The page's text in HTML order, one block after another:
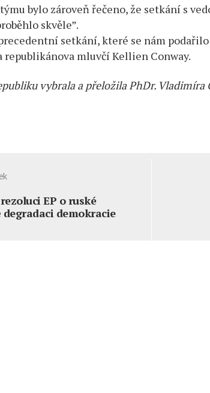
bylo zároveň řečeno, že setkání s
skvěle”.
setkání, které se nám
republikánova mluvčí Kellien Conway.
vybrala a přeložila PhDr. Vladimíra
EP o ruské
demokracie